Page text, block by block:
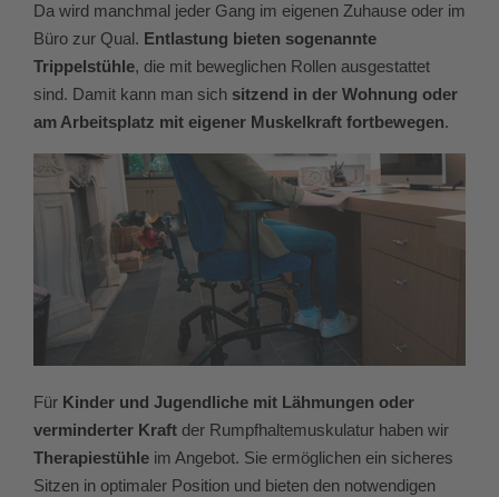
Da wird manchmal jeder Gang im eigenen Zuhause oder im
Büro zur Qual. Entlastung bieten sogenannte
Trippelstühle, die mit beweglichen Rollen ausgestattet
sind. Damit kann man sich sitzend in der Wohnung oder
am Arbeitsplatz mit eigener Muskelkraft fortbewegen.
Für Kinder und Jugendliche mit Lähmungen oder
verminderter Kraft der Rumpfhaltemuskulatur haben wir
Therapiestühle im Angebot. Sie ermöglichen ein sicheres
Sitzen in optimaler Position und bieten den notwendigen